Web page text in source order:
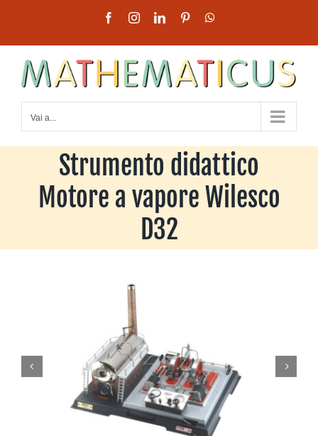
contenuto
FacebookInstagramLinkedInPinterest
Vai a...
Strumento didattico
Motore a vapore Wilesco
D32